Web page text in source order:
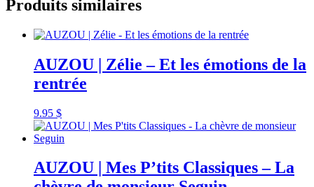
Produits similaires
AUZOU | Zélie – Et les émotions de la
rentrée
9.95 $
AUZOU | Mes P’tits Classiques – La